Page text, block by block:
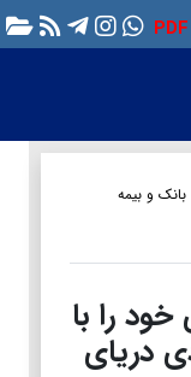
PDF
بانک و بیمه
را با
دریای